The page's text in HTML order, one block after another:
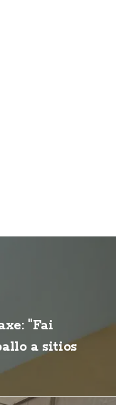
"Fai
a sitios